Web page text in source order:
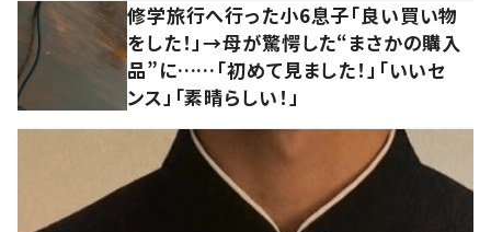
修学旅行へ行った小6息子「良い買い物
をした！」→母が驚愕した“まさかの購入
品”に……「初めて見ました！」「いいセ
ンス」「素晴らしい！」